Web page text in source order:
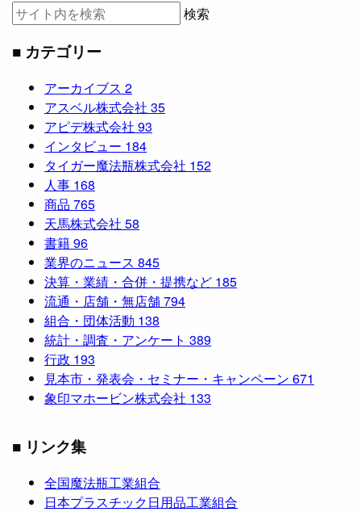
検索
■ カテゴリー
アーカイブス 2
アスベル株式会社 35
アピデ株式会社 93
インタビュー 184
タイガー魔法瓶株式会社 152
人事 168
商品 765
天馬株式会社 58
書籍96
業界のニュース 845
決算・業績・合併・提携など 185
流通・店舗・無店舗794
組合・団体活動 138
統計・調査・アンケート 389
行政 193
見本市・発表会・セミナー・キャンペーン 671
象印マホービン株式会社 133
■ リンク集
全国魔法瓶工業組合
日本プラスチック日用品工業組合